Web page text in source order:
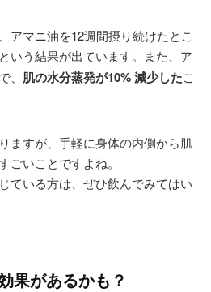
アマニ油を12週間摂り続けたとこ
いう結果が出ています。また、ア
肌の水分蒸発が10% 減少したこ
ますが、手軽に身体の内側から肌
ごいことですよね。
ている方は、ぜひ飲んでみてはい
果があるかも？